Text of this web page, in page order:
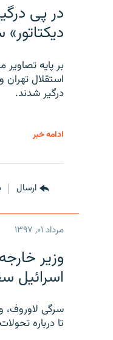
در پی
بر پایه
استقلال تهران
درگیر شدند.
ادامه خبر
ارسال
مرداد ۰۱, ۱۳۹۷
وزیر
اسرائیل
سرگی لاوروف،
تا درباره